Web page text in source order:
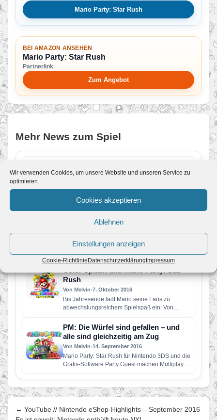
Wir verwenden Cookies, um unsere Website und unseren Service zu
optimieren.
Cookies akzeptieren
Ablehnen
Einstellungen anzeigen
Cookie-Richtlinie Datenschutzerklärung Impressum
Mario Party: Star Rush
BEI AMAZON ANSEHEN
Mario Party: Star Rush
Partnerlink
Zum Angebot
Mehr News zum Spiel
Von Melvin•20. Dezember 2016
IN ZUSAMMENARBEIT MIT NINTENDO…
Review: Mario Party Star Rush
7. Oktober 2016
Ich hatte es ja bereits schon in meinem Preview
zu Mario Party – Star Rush anlässlich der
PM: Ab sofort am Start: Paper Mario:
Rush
Von Melvin•7. Oktober 2016
Bis Jahresende lädt Mario seine Fans zu
abwechslungsreichem Spielspaß ein: Von
Klassiker bis Smartphone-Spiel ist alles dabei
Super…
PM: Die Würfel sind gefallen – und
alle sind gleichzeitig am Zug
Von Melvin•14. September 2016
Mario Party: Star Rush für Nintendo 3DS und die
Gratis-Software Party Guest machen Multiplayer-
Spiele dynamischer denn je Wer…
← YouTube // Nintendo eShop-Highlights – September 2016